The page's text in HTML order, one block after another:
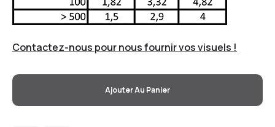
Contactez-nous pour nous fournir vos visuels !
Ajouter Au Panier